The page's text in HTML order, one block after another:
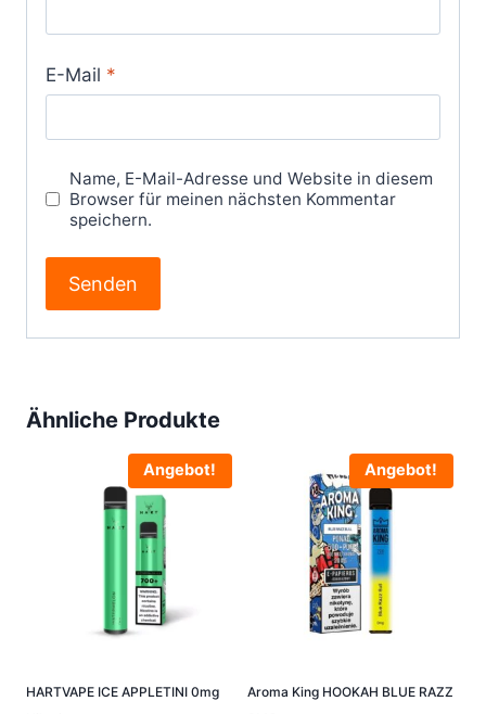
E-Mail *
Name, E-Mail-Adresse und Website in diesem
Browser für meinen nächsten Kommentar
speichern.
Ähnliche Produkte
Angebot!
HARTVAPE ICE APPLETINI 0mg
Angebot!
Aroma King HOOKAH BLUE RAZZ